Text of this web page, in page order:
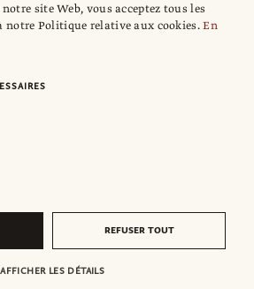
site Web, vous acceptez tous les
notre Politique relative aux cookies.En
REFUSER TOUT
AFFICHER LES DÉTAILS